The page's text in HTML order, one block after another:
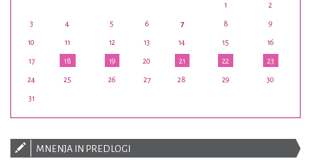
1 2
3 4 5 6 7 8 9
10 11 12 13 14 15 16
17 18 19 20 21 22 23
24 25 26 27 28 29 30
31
MNENJA IN PREDLOGI